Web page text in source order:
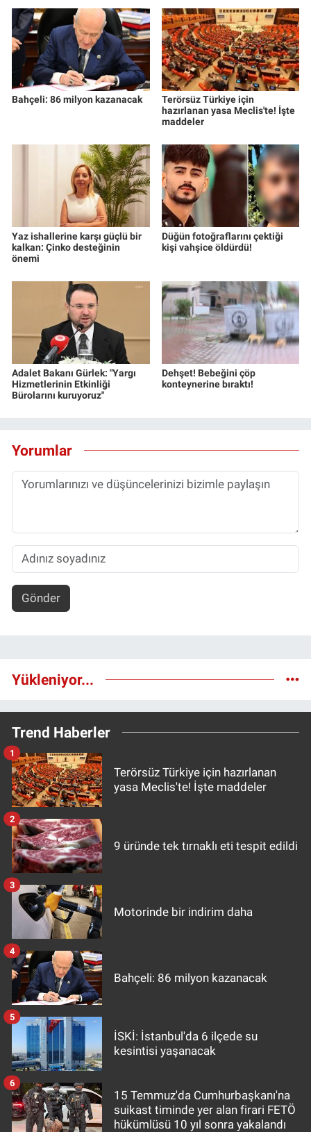
Bahçeli: 86 milyon kazanacak
Terörsüz Türkiye için
hazırlanan yasa Meclis'te! İşte
maddeler
Yaz ishallerine karşı güçlü bir
kalkan: Çinko desteğinin
önemi
Düğün fotoğraflarını çektiği
kişi vahşice öldürdü!
Adalet Bakanı Gürlek: "Yargı
Hizmetlerinin Etkinliği
Bürolarını kuruyoruz"
Dehşet! Bebeğini çöp
konteynerine bıraktı!
Yorumlar
Gönder
Yükleniyor...
Trend Haberler
Terörsüz Türkiye için hazırlanan
yasa Meclis'te! İşte maddeler
1
9 üründe tek tırnaklı eti tespit edildi
2
Motorinde bir indirim daha
3
Bahçeli: 86 milyon kazanacak
4
İSKİ: İstanbul'da 6 ilçede su
kesintisi yaşanacak
5
15 Temmuz'da Cumhurbaşkanı'na
suikast timinde yer alan firari FETÖ
hükümlüsü 10 yıl sonra yakalandı
6